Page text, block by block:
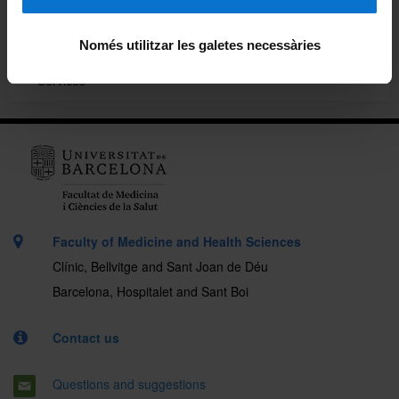
Només utilitzar les galetes necessàries
Quality System
Services
Faculty of Medicine and Health Sciences
Clínic, Bellvitge and Sant Joan de Déu
Barcelona, Hospitalet and Sant Boi
Contact us
Questions and suggestions